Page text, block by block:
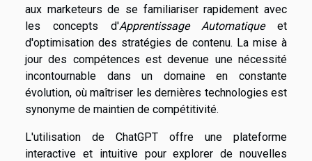
aux marketeurs de se familiariser rapidement avec
les concepts d'Apprentissage Automatiqueet
d'optimisation des stratégies de contenu. La mise à
jour des compétences est devenue une nécessité
incontournable dans un domaine en constante
évolution, où maîtriser les dernières technologies est
synonyme de maintien de compétitivité.
L'utilisation de ChatGPT offre une plateforme
interactive et intuitive pour explorer de nouvelles